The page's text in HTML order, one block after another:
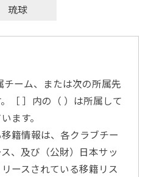
琉球
チーム、または次の所属先
［ ］内の（ ）は所属して
ます。
籍情報は、各クラブチー
、及び（公財）日本サッ
ースされている移籍リス